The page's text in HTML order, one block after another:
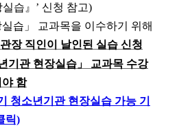
실습 』 ’ 신청 참고)
습 」
교과목을 이수하기 위해
장 직인이 날인된 실습 신청
기관 현장실습 」
교과목 수강
함
청소년기관 현장실습 가능 기
릭)